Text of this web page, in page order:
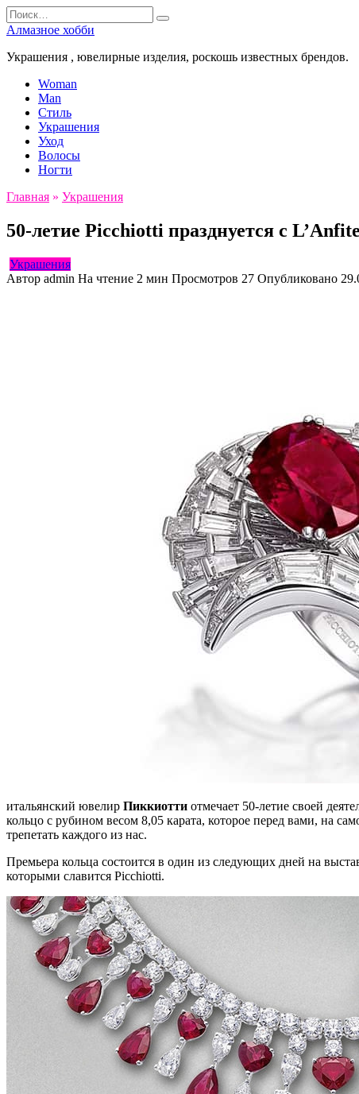
Перейти
к
Search
for:
Алмазное хобби
Украшения , ювелирные изделия, роскошь известных брендов.
Woman
Man
Стиль
Украшения
Уход
Волосы
Ногти
Главная » Украшения
50-летие Picchiotti празднуется с
Украшения
Автор admin На чтение 2 мин Просмотров 27 Опубликовано
итальянский ювелир Пиккиотти отмечает 50-летие своей
кольцо с рубином весом 8,05 карата, которое перед вами, на
трепетать каждого из нас.
Премьера кольца состоится в один из следующих дней на
которыми славится Picchiotti.